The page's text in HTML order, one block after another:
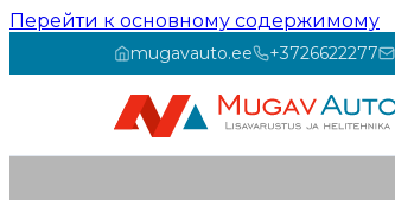
Перейти к основному содержимому
mugavauto.ee +3726622277